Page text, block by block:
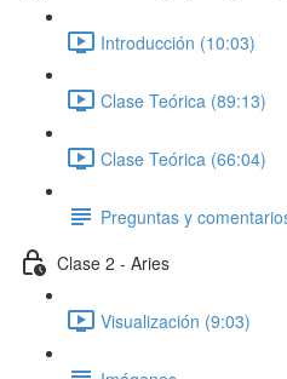
Introducción (10:03)
Clase Teórica (89:13)
Clase Teórica (66:04)
Preguntas y
Clase 2 - Aries
Visualización (9:03)